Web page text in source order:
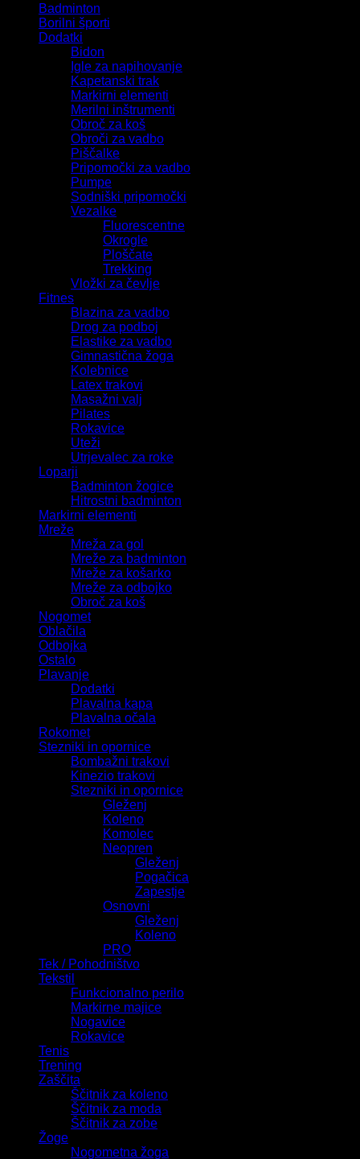
Badminton
Borilni športi
Dodatki
Bidon
Igle za napihovanje
Kapetanski trak
Markirni elementi
Merilni inštrumenti
Obroč za koš
Obroči za vadbo
Piščalke
Pripomočki za vadbo
Pumpe
Sodniški pripomočki
Vezalke
Fluorescentne
Okrogle
Ploščate
Trekking
Vložki za čevlje
Fitnes
Blazina za vadbo
Drog za podboj
Elastike za vadbo
Gimnastična žoga
Kolebnice
Latex trakovi
Masažni valj
Pilates
Rokavice
Uteži
Utrjevalec za roke
Loparji
Badminton žogice
Hitrostni badminton
Markirni elementi
Mreže
Mreža za gol
Mreže za badminton
Mreže za košarko
Mreže za odbojko
Obroč za koš
Nogomet
Oblačila
Odbojka
Ostalo
Plavanje
Dodatki
Plavalna kapa
Plavalna očala
Rokomet
Stezniki in opornice
Bombažni trakovi
Kinezio trakovi
Stezniki in opornice
Gleženj
Koleno
Komolec
Neopren
Gleženj
Pogačica
Zapestje
Osnovni
Gleženj
Koleno
PRO
Tek / Pohodništvo
Tekstil
Funkcionalno perilo
Markirne majice
Nogavice
Rokavice
Tenis
Trening
Zaščita
Ščitnik za koleno
Ščitnik za moda
Ščitnik za zobe
Žoge
Nogometna žoga